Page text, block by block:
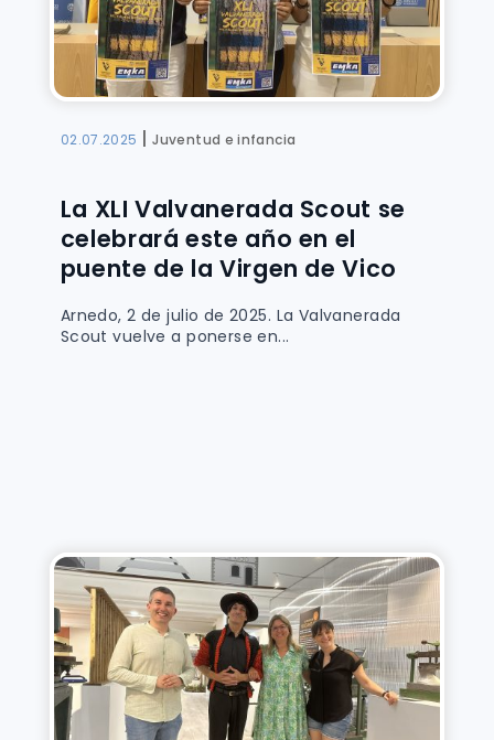
02.07.2025 |Juventud e infancia
La XLI Valvanerada Scout se
celebrará este año en el
puente de la Virgen de Vico
Arnedo, 2 de julio de 2025. La Valvanerada
Scout vuelve a ponerse en...